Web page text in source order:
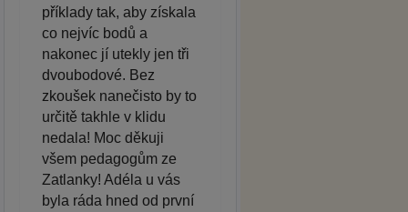
příklady tak, aby získala
co nejvíc bodů a
nakonec jí utekly jen tři
dvoubodové. Bez
zkoušek nanečisto by to
určitě takhle v klidu
nedala! Moc děkuji
všem pedagogům ze
Zatlanky! Adéla u vás
byla ráda hned od první